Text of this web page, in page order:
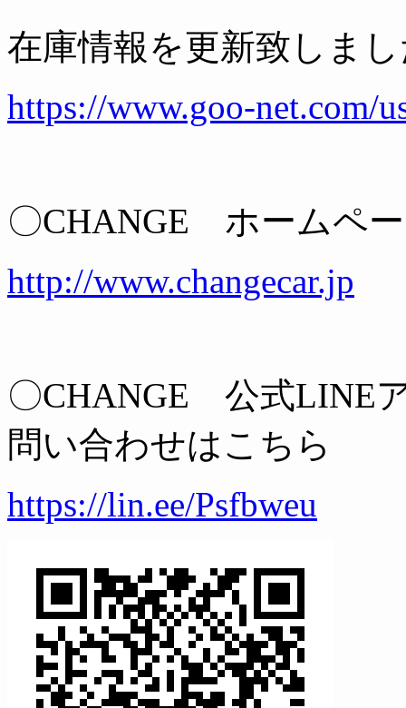
在庫情報を更新致しま
https://www.goo-net.com/
〇CHANGE ホームペ
http://www.changecar.jp
〇CHANGE 公式LINE
問い合わせはこちら
https://lin.ee/Psfbweu